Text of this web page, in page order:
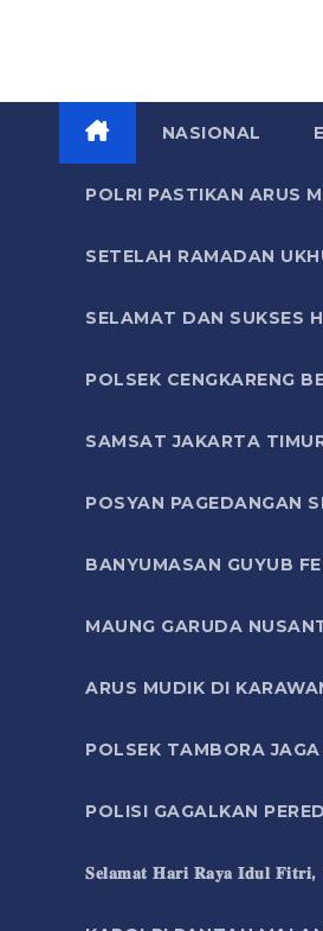
NASIONAL
POLRI PASTIKAN ARUS
SETELAH RAMADAN
SELAMAT DAN SUKSES
POLSEK CENGKARENG
SAMSAT JAKARTA
POSYAN PAGEDANGAN
BANYUMASAN GUYUB
MAUNG GARUDA
ARUS MUDIK DI
POLSEK TAMBORA
POLISI GAGALKAN
𝐒𝐞𝐥𝐚𝐦𝐚𝐭 𝐇𝐚𝐫𝐢 𝐑𝐚𝐲𝐚 𝐈𝐝𝐮𝐥